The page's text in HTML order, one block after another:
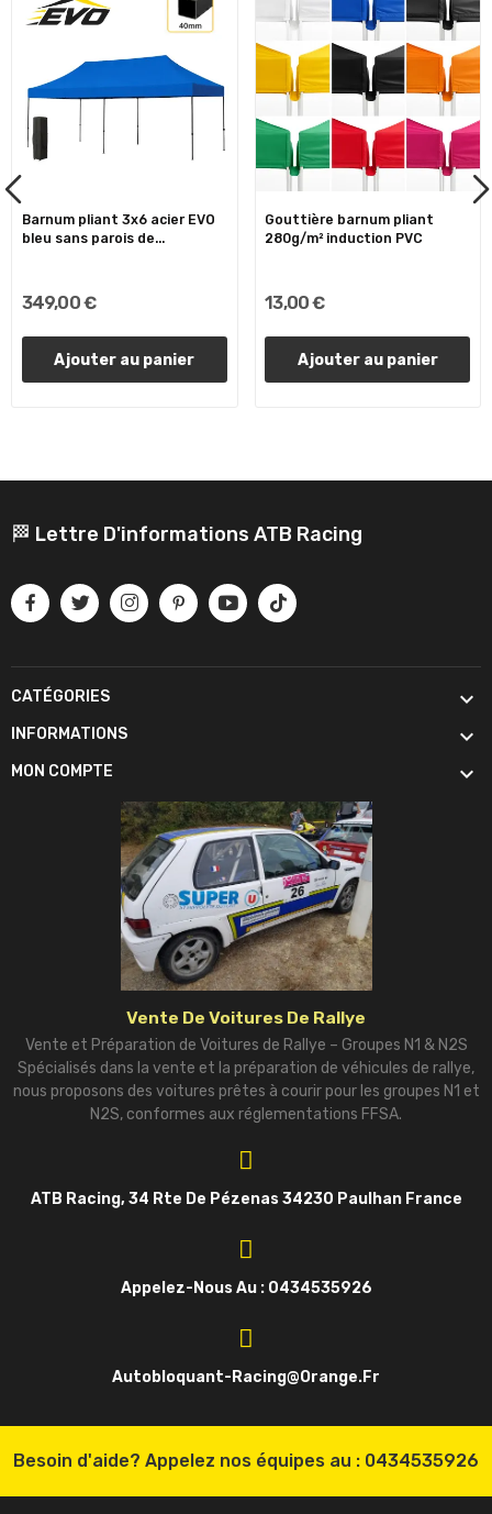
Barnum pliant 3x6 acier EVO
bleu sans parois de...
349,00 €
Ajouter au panier
Gouttière barnum pliant
280g/m² induction PVC
13,00 €
Ajouter au panier
🏁 Lettre D'informations ATB Racing
CATÉGORIES 
INFORMATIONS 
MON COMPTE 
Vente De Voitures De Rallye
Vente et Préparation de Voitures de Rallye – Groupes N1 & N2S
Spécialisés dans la vente et la préparation de véhicules de rallye,
nous proposons des voitures prêtes à courir pour les groupes N1 et
N2S, conformes aux réglementations FFSA.
ATB Racing, 34 Rte De Pézenas 34230 Paulhan France
Appelez-Nous Au : 0434535926
Autobloquant-Racing@orange.fr
Besoin d'aide? Appelez nos équipes au : 0434535926